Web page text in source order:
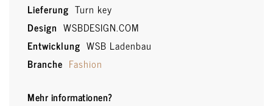
Lieferung Turn key
Design WSBDESIGN.COM
Entwicklung WSB Ladenbau
Branche Fashion
Mehr informationen?